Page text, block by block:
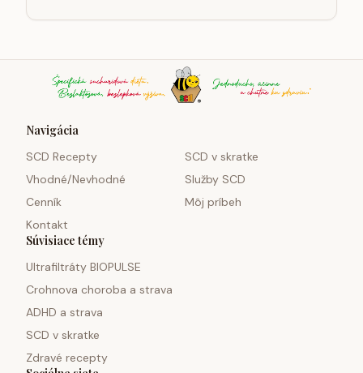
Navigácia
SCD Recepty
SCD v skratke
Vhodné/Nevhodné
Služby SCD
Cenník
Môj príbeh
Kontakt
Súvisiace témy
Ultrafiltráty BIOPULSE
Crohnova choroba a strava
ADHD a strava
SCD v skratke
Zdravé recepty